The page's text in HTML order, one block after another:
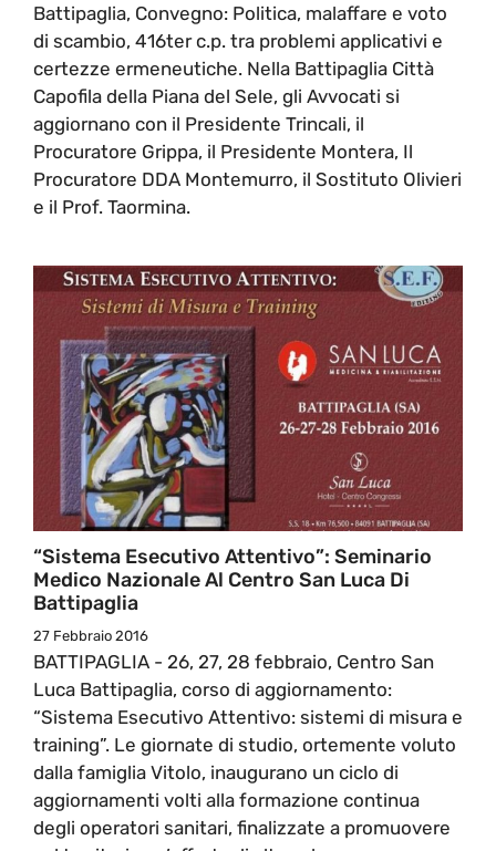
Battipaglia, Convegno: Politica, malaffare e voto
di scambio, 416ter c.p. tra problemi applicativi e
certezze ermeneutiche. Nella Battipaglia Città
Capofila della Piana del Sele, gli Avvocati si
aggiornano con il Presidente Trincali, il
Procuratore Grippa, il Presidente Montera, Il
Procuratore DDA Montemurro, il Sostituto Olivieri
e il Prof. Taormina.
“Sistema Esecutivo Attentivo”: Seminario
Medico Nazionale Al Centro San Luca Di
Battipaglia
27 Febbraio 2016
BATTIPAGLIA - 26, 27, 28 febbraio, Centro San
Luca Battipaglia, corso di aggiornamento:
“Sistema Esecutivo Attentivo: sistemi di misura e
training”. Le giornate di studio, ortemente voluto
dalla famiglia Vitolo, inaugurano un ciclo di
aggiornamenti volti alla formazione continua
degli operatori sanitari, finalizzate a promuovere